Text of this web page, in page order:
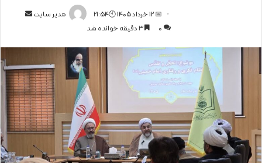
مدیر سایت
ل
ا
ی
م
ی
📅 12 خرداد 1405 🕙21:54
0